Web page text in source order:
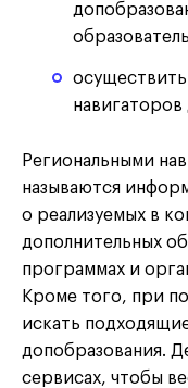
осуществить
навигаторов
Региональными
называются
о реализуемых в
дополнительных
программах и
Кроме того, при
искать
допобразования.
сервисах, чтобы